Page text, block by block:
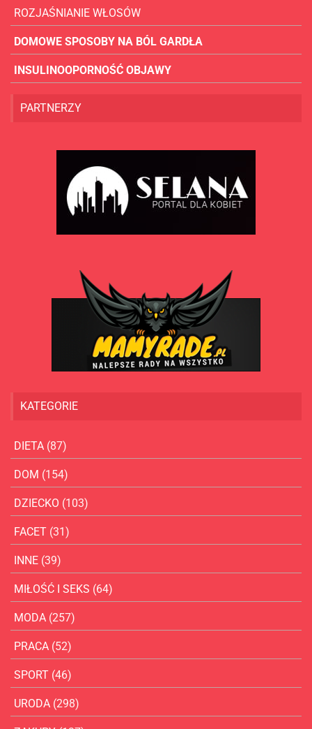
ROZJAŚNIANIE WŁOSÓW
DOMOWE SPOSOBY NA BÓL GARDŁA
INSULINOOPORNOŚĆ OBJAWY
PARTNERZY
KATEGORIE
DIETA (87)
DOM (154)
DZIECKO (103)
FACET (31)
INNE (39)
MIŁOŚĆ I SEKS (64)
MODA (257)
PRACA (52)
SPORT (46)
URODA (298)